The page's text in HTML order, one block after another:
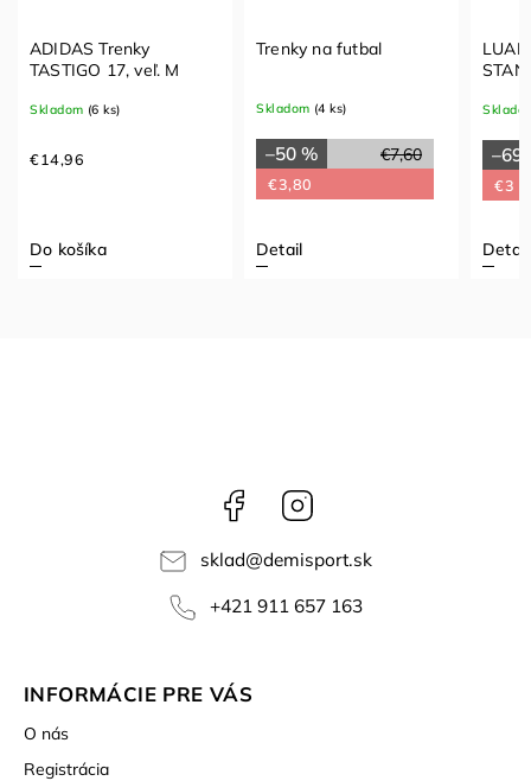
ADIDAS Trenky
TASTIGO 17, veľ. M
Skladom (6 ks)
€14,96
Do košíka
Trenky na futbal
Skladom (4 ks)
€7,60
–50 %
€3,80
Detail
–69
€3
Detail
Facebook
sklad@demisport.sk
+421 911 657 163
INFORMÁCIE PRE VÁS
O nás
Registrácia